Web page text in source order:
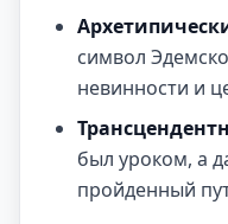
символ
невинности и
был уроком, а
пройденный